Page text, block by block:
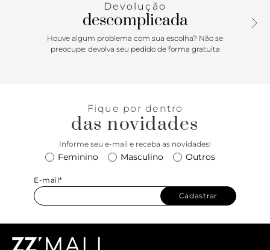
inscrição do nome da marca. A sandália exibe todo o pé.
Devolução
descomplicada
Houve algum problema com sua escolha? Não se
preocupe: devolva seu pedido de forma gratuita
Fique por dentro
das novidades
Informe seu e-mail e receba as novidades!
Feminino Masculino Outros
E-mail*
Cadastrar